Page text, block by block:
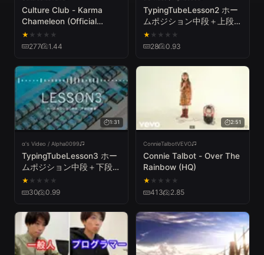
Culture Club - Karma
Chameleon (Official
Music Video)
★ ★ ★ ★ ★
277 1.44
TypingTubeLesson2 ホー
ムポジション中段＋上段の
練習
★ ★ ★ ★ ★
28 0.93
1:31
α's Video / Alpha0099
TypingTubeLesson3 ホー
ムポジション中段＋下段の
練習
★ ★ ★ ★ ★
30 0.99
2:51
ConnieTalbotVEVO
Connie Talbot - Over The
Rainbow (HQ)
★ ★ ★ ★ ★
413 2.85